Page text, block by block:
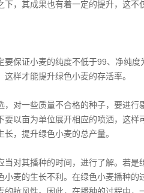
下，其成果也有着一定的提升，这
要保证小麦的纯度不低于99、净纯
样才能提升绿色小麦的存活率。
，对一些质量不合格的种子，要进
要以亩为单位展开相应的喷洒，这
，提升绿色小麦的总产量。
当对其播种的时间，进行了解。若
小麦的生长不利。在绿色小麦播种